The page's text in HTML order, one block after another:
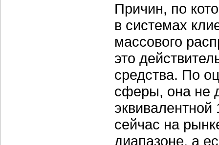
Причин, по
в системах
массового
это
средства. По
сферы, она не
сейчас на
диапазоне, а